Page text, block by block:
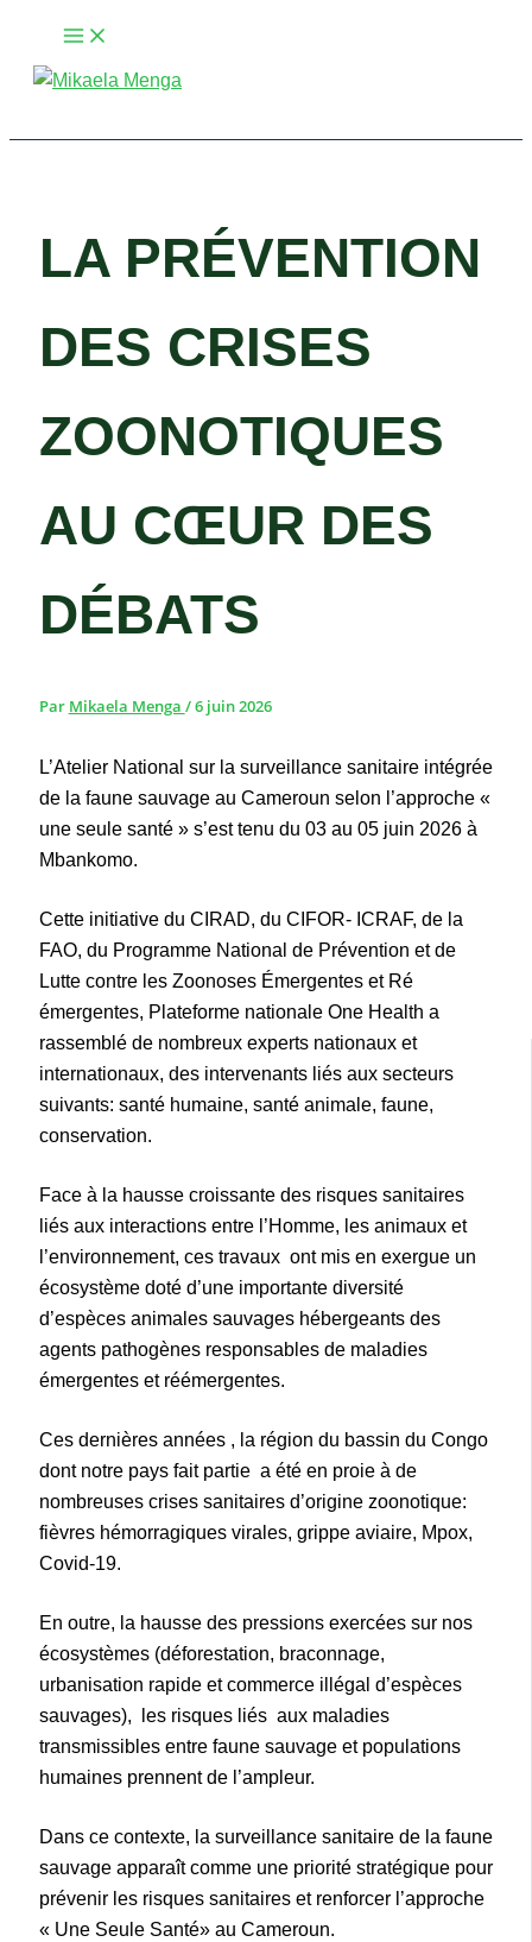
contenu
LA PRÉVENTION
DES CRISES
ZOONOTIQUES
AU CŒUR DES
DÉBATS
Par Mikaela Menga /6 juin 2026
L’Atelier National sur la surveillance sanitaire intégrée
de la faune sauvage au Cameroun selon l’approche «
une seule santé » s’est tenu du 03 au 05 juin 2026 à
Mbankomo.
Cette initiative du CIRAD, du CIFOR- ICRAF, de la
FAO, du Programme National de Prévention et de
Lutte contre les Zoonoses Émergentes et Ré
émergentes, Plateforme nationale One Health a
rassemblé de nombreux experts nationaux et
internationaux, des intervenants liés aux secteurs
suivants: santé humaine, santé animale, faune,
conservation.
Face à la hausse croissante des risques sanitaires
liés aux interactions entre l’Homme, les animaux et
l’environnement, ces travaux ont mis en exergue un
écosystème doté d’une importante diversité
d’espèces animales sauvages hébergeants des
agents pathogènes responsables de maladies
émergentes et réémergentes.
Ces dernières années , la région du bassin du Congo
dont notre pays fait partie a été en proie à de
nombreuses crises sanitaires d’origine zoonotique:
fièvres hémorragiques virales, grippe aviaire, Mpox,
Covid-19.
En outre, la hausse des pressions exercées sur nos
écosystèmes (déforestation, braconnage,
urbanisation rapide et commerce illégal d’espèces
sauvages), les risques liés aux maladies
transmissibles entre faune sauvage et populations
humaines prennent de l’ampleur.
Dans ce contexte, la surveillance sanitaire de la faune
sauvage apparaît comme une priorité stratégique pour
prévenir les risques sanitaires et renforcer l’approche
« Une Seule Santé» au Cameroun.